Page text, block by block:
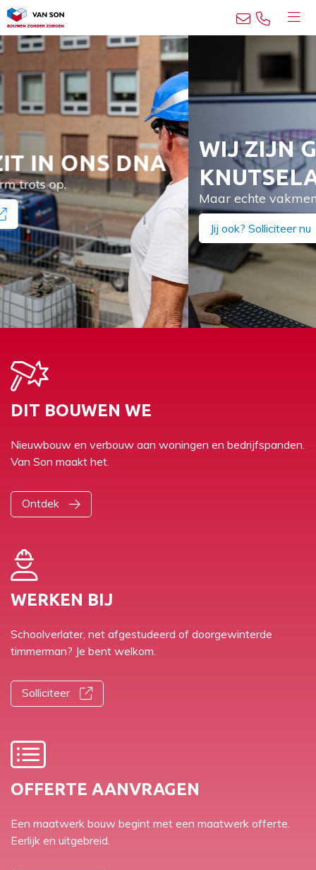
WIJ ZIJN GEEN
KNUTSELAARS
Maar echte vakmensen.
Jij ook? Solliciteer nu
DIT BOUWEN WE
Nieuwbouw en verbouw aan woningen en bedrijfspanden.
Van Son maakt het.
Ontdek
WERKEN BIJ
Schoolverlater, net afgestudeerd of doorgewinterde
timmerman? Je bent welkom.
Solliciteer
OFFERTE AANVRAGEN
Een maatwerk bouw begint met een maatwerk offerte.
Eerlijk en uitgebreid.